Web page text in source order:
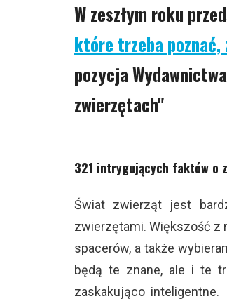
W zeszłym roku
które trzeba
pozycja Wydawnictwa
zwierzętach"
321 intrygujących faktów o
Świat zwierząt jest
zwierzętami. Większość z
spacerów, a także
będą te znane, ale i te
zaskakująco